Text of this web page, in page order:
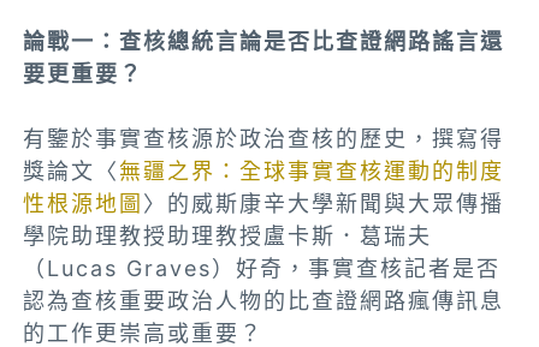
論戰一：查核總統言論是否比查證網路謠言還
要更重要？
有鑒於事實查核源於政治查核的歷史，撰寫得
獎論文〈無疆之界：全球事實查核運動的制度
性根源地圖 〉的威斯康辛大學新聞與大眾傳播
學院助理教授助理教授盧卡斯．葛瑞夫
（Lucas Graves）好奇，事實查核記者是否
認為查核重要政治人物的比查證網路瘋傳訊息
的工作更崇高或重要？